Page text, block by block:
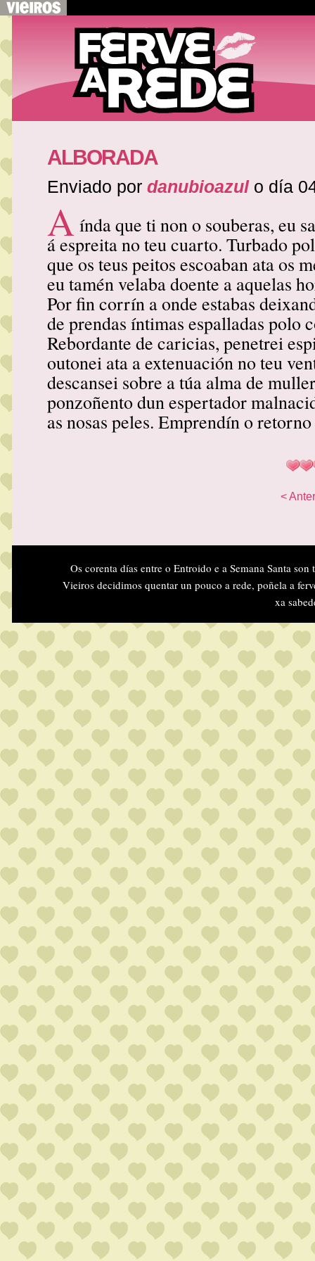
ALBORADA
Enviado por danubioazulo día
A índa que ti non o souberas, eu
á espreita no teu cuarto. Turbado
que os teus peitos escoaban ata os
eu tamén velaba doente a aquelas
Por fin corrín a onde estabas
de prendas íntimas espalladas polo
Rebordante de caricias, penetrei
outonei ata a extenuación no teu
descansei sobre a túa alma de
ponzoñento dun espertador
as nosas peles. Emprendín o
<
Os corenta días entre o Entroido e a Semana Santa
Vieiros decidimos quentar un pouco a rede, poñela a
xa